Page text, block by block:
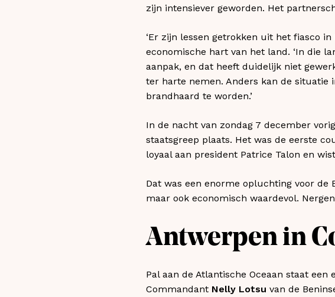
zijn intensiever geworden. Het
‘Er zijn lessen getrokken uit het fiasco in
economische hart van het land. ‘In die
aanpak, en dat heeft duidelijk niet
ter harte nemen. Anders kan de situatie
brandhaard te worden.’
In de nacht van zondag 7 december
staatsgreep plaats. Het was de eerste
loyaal aan president Patrice Talon en
Dat was een enorme opluchting voor
maar ook economisch waardevol.
Antwerpen in
Pal aan de Atlantische Oceaan staat
Commandant Nelly Lotsu van de